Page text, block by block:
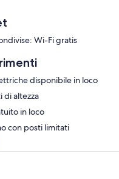
Wi-Fi gratis
disponibile in loco
di altezza
in loco
con posti limitati